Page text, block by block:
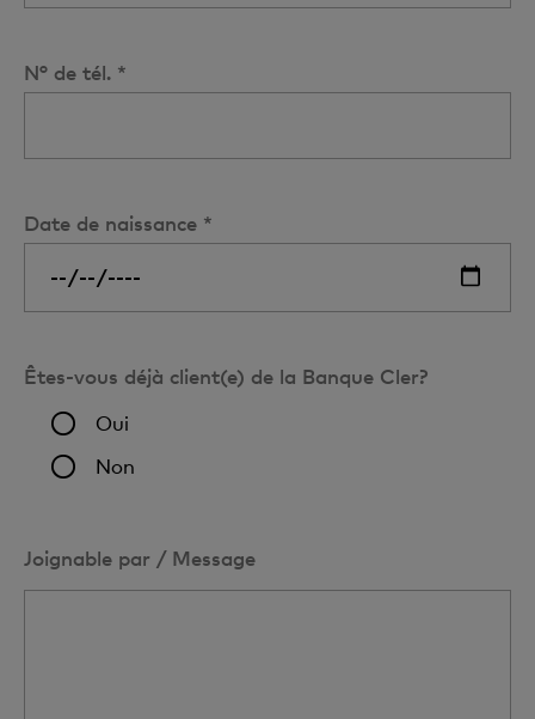
N° de tél. *
Date de naissance *
Êtes-vous déjà client(e) de la Banque Cler?
Oui
Non
Joignable par / Message